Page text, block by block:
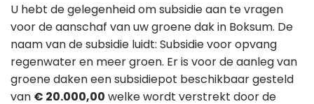
U hebt de gelegenheid om subsidie aan te vragen
voor de aanschaf van uw groene dak in Boksum. De
naam van de subsidie luidt: Subsidie voor opvang
regenwater en meer groen. Er is voor de aanleg van
groene daken een subsidiepot beschikbaar gesteld
van € 20.000,00 welke wordt verstrekt door de